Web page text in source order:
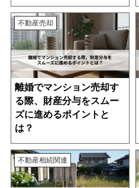
不動産売却
離婚でマンション売却す
る際、財産分与をスムー
ズに進めるポイントと
は？
不動産相続関連